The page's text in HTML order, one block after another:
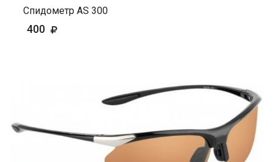
Спидометр AS 300
400